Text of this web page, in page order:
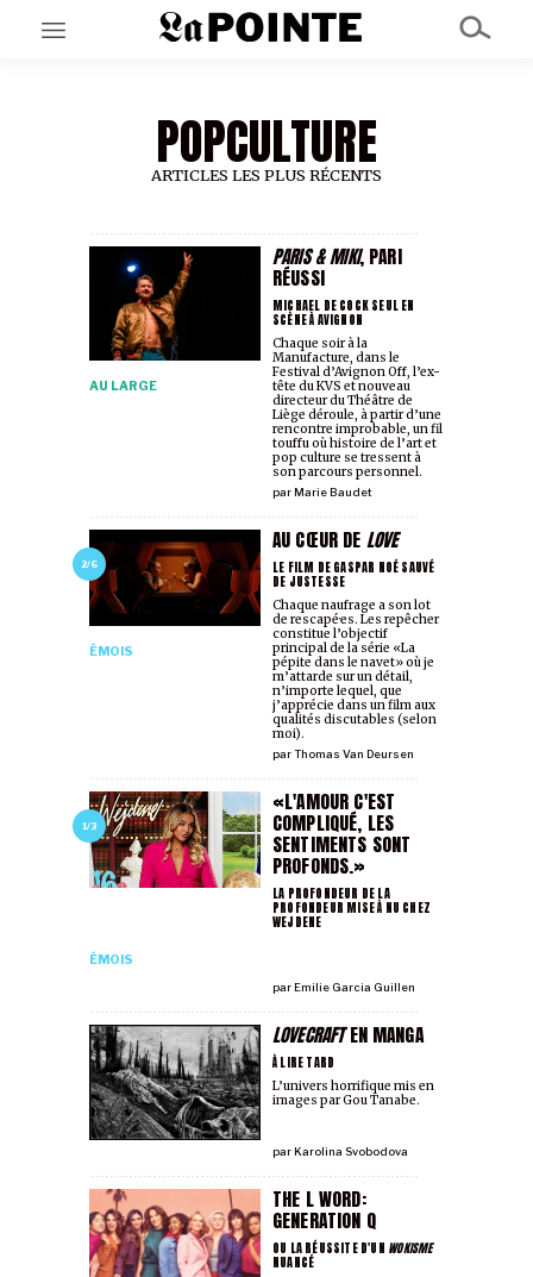
EN CE MOMENT
GRAND ANGLE
AU LARGE
À PROPOS
NOS PARTENAIRES
POPCULTURE
ARTICLES LES PLUS RÉCENTS
PARIS & MIKI, PARI
RÉUSSI
MICHAEL DE COCK SEUL EN
SCÈNE À AVIGNON
AU LARGE
parMarie Baudet
Chaque soir à la
Manufacture, dans le
Festival d’Avignon Off, l’ex-
tête du KVS et nouveau
directeur du Théâtre de
Liège déroule, à partir d’une
rencontre improbable, un fil
touffu où histoire de l’art et
pop culture se tressent à
son parcours personnel.
2/6
AU CŒUR DE LOVE
LE FILM DE GASPAR NOÉ SAUVÉ
DE JUSTESSE
ÉMOIS
parThomas Van Deursen
Chaque naufrage a son lot
de rescapé·es. Les repêcher
constitue l’objectif
principal de la série «La
pépite dans le navet» où je
m’attarde sur un détail,
n’importe lequel, que
j’apprécie dans un film aux
qualités discutables (selon
moi).
1/3
«L'AMOUR C'EST
COMPLIQUÉ, LES
SENTIMENTS SONT
PROFONDS.»
LA PROFONDEUR DE LA
PROFONDEUR MISE À NU CHEZ
WEJDENE
ÉMOIS
parEmilie Garcia Guillen
LOVECRAFTEN MANGA
À LIRE TARD
par Karolina Svobodova
L’univers horrifique mis en
images par Gou Tanabe.
THE L WORD:
GENERATION Q
OU LA RÉUSSITE D'UN WOKISME
NUANCÉ